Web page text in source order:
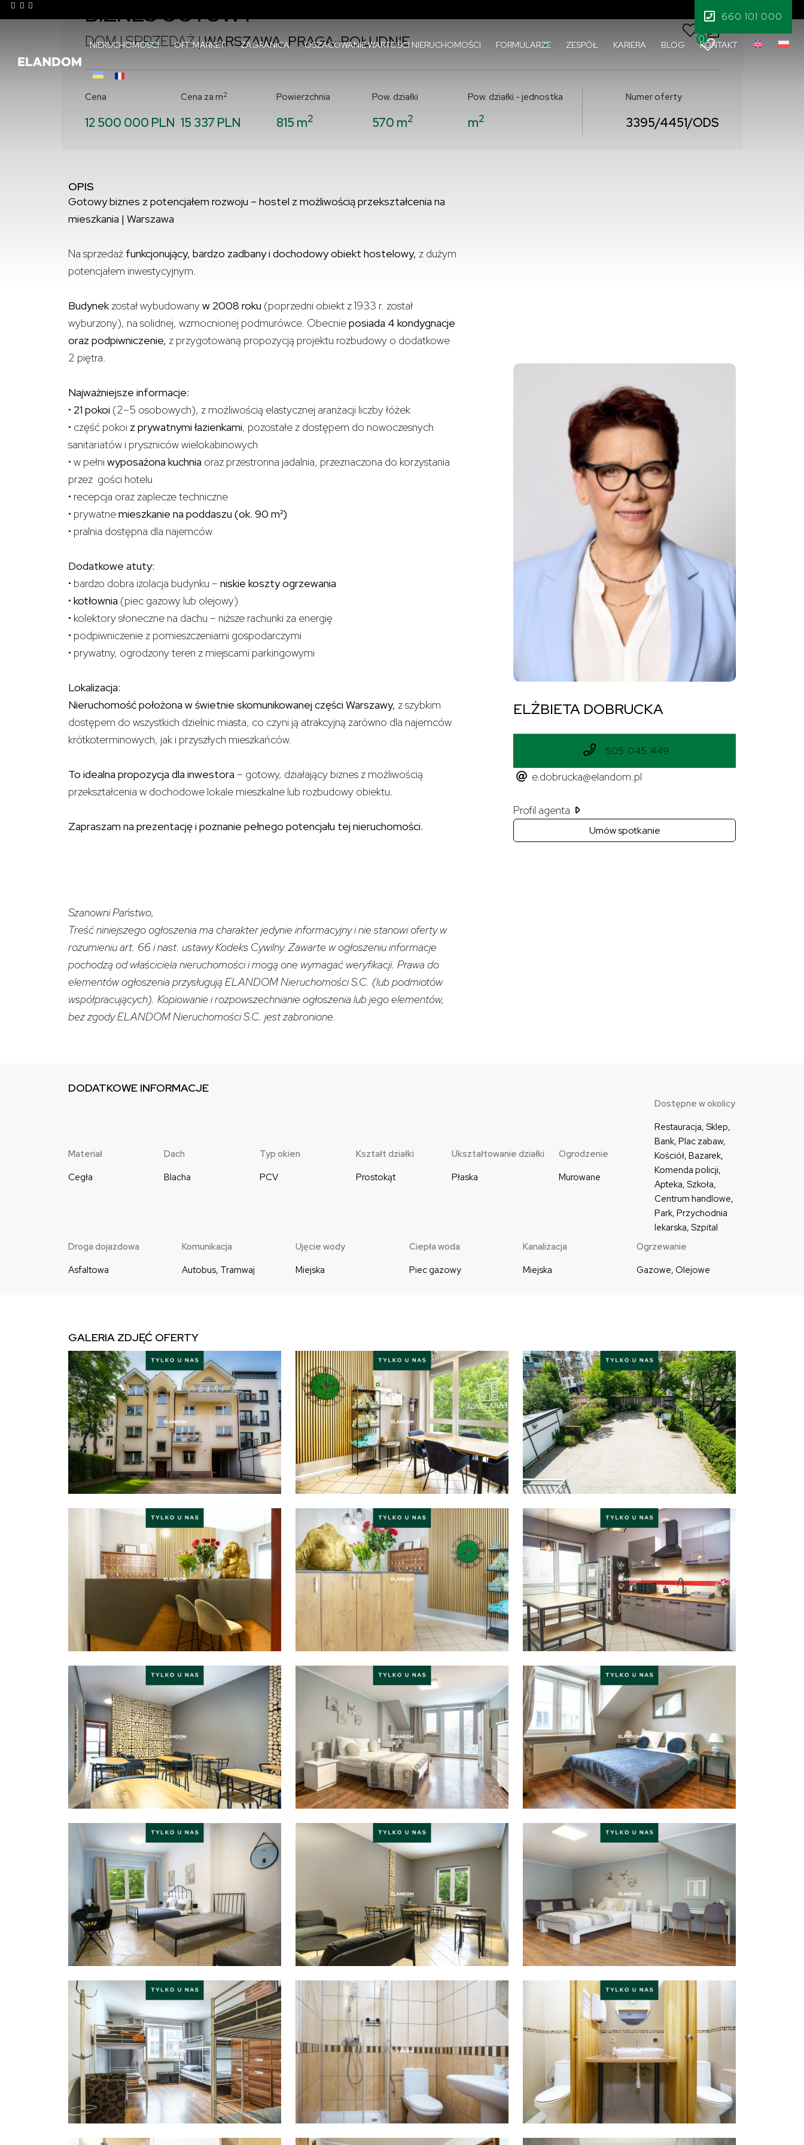
660 101 000
0
NIERUCHOMOŚCI OFF MARKET ZAGRANICA OSZACOWANIE WARTOŚCI NIERUCHOMOŚCI FORMULARZE ZESPÓŁ KARIERA BLOG KONTAKT
BIZNES GOTOWY
DOM | SPRZEDAŻ |WARSZAWA, PRAGA-POŁUDNIE
Cena
12 500 000 PLN
Cena za m2
15 337 PLN
Powierzchnia
815 m2
Pow. działki
570 m2
Pow. działki - jednostka
m2
Numer oferty
3395/4451/ODS
OPIS
Gotowy biznes z potencjałem rozwoju – hostel z możliwością przekształcenia na
mieszkania | Warszawa
Na sprzedaż funkcjonujący, bardzo zadbany i dochodowy obiekt hostelowy, z dużym
potencjałem inwestycyjnym.
Budynekzostał wybudowanyw 2008 roku (poprzedni obiekt z 1933 r. został
wyburzony), na solidnej, wzmocnionej podmurówce. Obecnieposiada 4 kondygnacje
oraz podpiwniczenie, z przygotowaną propozycją projektu rozbudowy o dodatkowe
2 piętra.
Najważniejsze informacje:
• 21 pokoi (2–5 osobowych), z możliwością elastycznej aranżacji liczby łóżek
• część pokoi z prywatnymi łazienkami, pozostałe z dostępem do nowoczesnych
sanitariatów i pryszniców wielokabinowych
• w pełniwyposażona kuchnia oraz przestronna jadalnia, przeznaczona do korzystania
przez gości hotelu
• recepcja oraz zaplecze techniczne
• prywatnemieszkanie na poddaszu (ok. 90 m²)
• pralnia dostępna dla najemców
Dodatkowe atuty:
• bardzo dobra izolacja budynku – niskie koszty ogrzewania
• kotłownia (piec gazowy lub olejowy)
• kolektory słoneczne na dachu – niższe rachunki za energię
• podpiwniczenie z pomieszczeniami gospodarczymi
• prywatny, ogrodzony teren z miejscami parkingowymi
Lokalizacja:
Nieruchomość położona w świetnie skomunikowanej części Warszawy, z szybkim
dostępem do wszystkich dzielnic miasta, co czyni ją atrakcyjną zarówno dla najemców
krótkoterminowych, jak i przyszłych mieszkańców.
To idealna propozycja dla inwestora – gotowy, działający biznes z możliwością
przekształcenia w dochodowe lokale mieszkalne lub rozbudowy obiektu.
Zapraszam na prezentację i poznanie pełnego potencjału tej nieruchomości.
Szanowni Państwo,
Treść niniejszego ogłoszenia ma charakter jedynie informacyjny i nie stanowi oferty w
rozumieniu art. 66 i nast. ustawy Kodeks Cywilny. Zawarte w ogłoszeniu informacje
pochodzą od właściciela nieruchomości i mogą one wymagać weryfikacji. Prawa do
elementów ogłoszenia przysługują ELANDOM Nieruchomości S.C. (lub podmiotów
współpracujących). Kopiowanie i rozpowszechnianie ogłoszenia lub jego elementów,
bez zgody ELANDOM Nieruchomości S.C. jest zabronione.
ELŻBIETA DOBRUCKA
505 045 449
e.dobrucka@elandom.pl
Profil agenta
Umów spotkanie
DODATKOWE INFORMACJE
Materiał
Cegła
Dach
Blacha
Typ okien
PCV
Kształt działki
Prostokąt
Ukształtowanie działki
Płaska
Ogrodzenie
Murowane
Dostępne w okolicy
Restauracja, Sklep,
Bank, Plac zabaw,
Kościół, Bazarek,
Komenda policji,
Apteka, Szkoła,
Centrum handlowe,
Park, Przychodnia
lekarska, Szpital
Droga dojazdowa
Asfaltowa
Komunikacja
Autobus, Tramwaj
Ujęcie wody
Miejska
Ciepła woda
Piec gazowy
Kanalizacja
Miejska
Ogrzewanie
Gazowe, Olejowe
GALERIA ZDJĘĆ OFERTY